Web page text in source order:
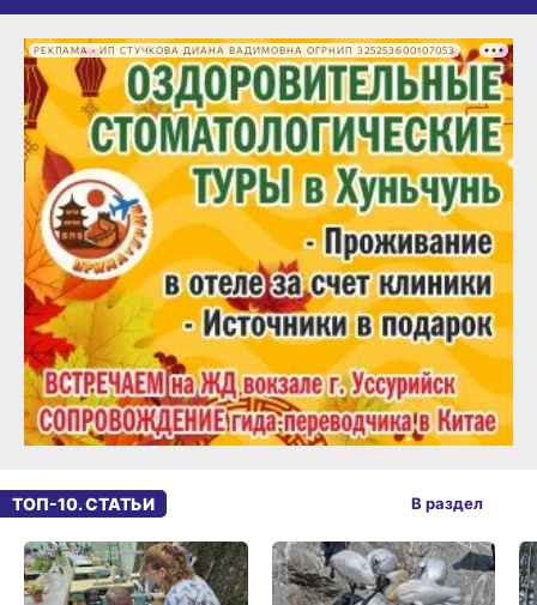
РЕКЛАМА • ИП СТУЧКОВА ДИАНА ВАДИМОВНА ОГРНИП 325253600107053
ТОП-10. СТАТЬИ В раздел